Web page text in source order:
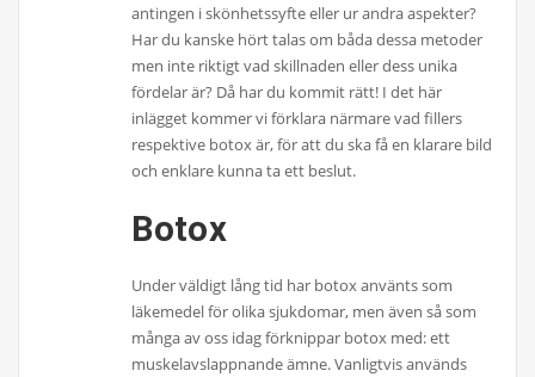
antingen i skönhetssyfte eller ur andra aspekter?
Har du kanske hört talas om båda dessa metoder
men inte riktigt vad skillnaden eller dess unika
fördelar är? Då har du kommit rätt! I det här
inlägget kommer vi förklara närmare vad fillers
respektive botox är, för att du ska få en klarare bild
och enklare kunna ta ett beslut.
Botox
Under väldigt lång tid har botox använts som
läkemedel för olika sjukdomar, men även så som
många av oss idag förknippar botox med: ett
muskelavslappnande ämne. Vanligtvis används